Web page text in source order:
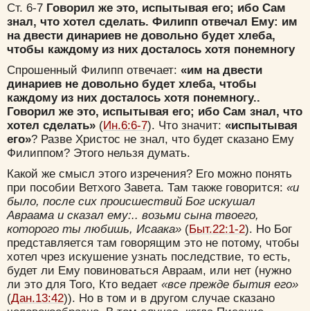
Ст. 6-7 Говорил же это, испытывая его; ибо Сам
знал, что хотел сделать. Филипп отвечал Ему: им
на двести динариев не довольно будет хлеба,
чтобы каждому из них досталось хотя понемногу
Спрошенный Филипп отвечает: «им на двести
динариев не довольно будет хлеба, чтобы
каждому из них досталось хотя понемногу..
Говорил же это, испытывая его; ибо Сам знал, что
хотел сделать» (Ин.6:6-7). Что значит: «испытывая
его»? Разве Христос не знал, что будет сказано Ему
Филиппом? Этого нельзя думать.
Какой же смысл этого изречения? Его можно понять
при пособии Ветхого Завета. Там также говорится: «и
было, после сих происшествий Бог искушал
Авраама и сказал ему:.. возьми сына твоего,
которого ты любишь, Исаака» (Быт.22:1-2). Но Бог
представляется там говорящим это не потому, чтобы
хотел чрез искушение узнать последствие, то есть,
будет ли Ему повиноваться Авраам, или нет (нужно
ли это для Того, Кто ведает «все прежде бытия его»
(Дан.13:42)). Но в том и в другом случае сказано